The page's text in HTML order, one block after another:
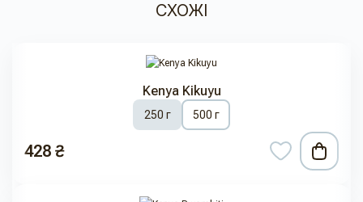
СХОЖІ
Kenya Kikuyu
250 г 500 г
428 ₴